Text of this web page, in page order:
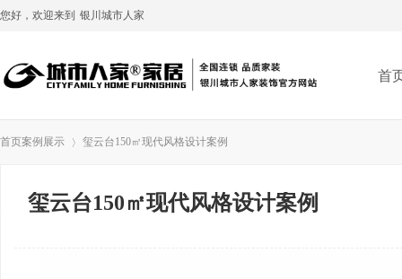
您好，欢迎来到 银川城市人家
首
首页案例展示 玺云台150㎡现代风格设计案例
玺云台150㎡现代风格设计案例